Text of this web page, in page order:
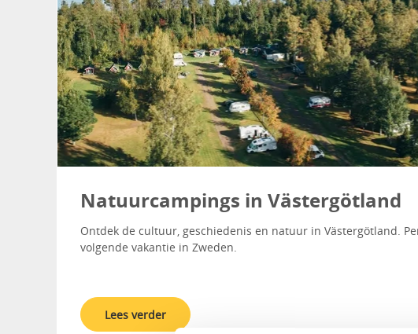
Natuurcampings in Västergötland
Ontdek de cultuur, geschiedenis en natuur in Västergötland.
volgende vakantie in Zweden.
Lees verder